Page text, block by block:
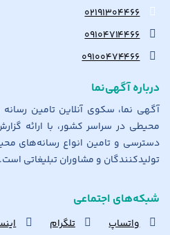
۰۲۱۹۱۳۰۴۴۶۶
۰۹۱۰۴۷۱۴۴۶۶
۰۹۱۰۰۴۷۴۴۶۶
درباره آگهی‌نما
آگهی نما، سکوی آنلاین تامین
محیطی در سراسر کشور، با ارائه
دسترسی و تامین انواع رسانه‌های
تولیدکنندگان و مشاوران تبلیغاتی است.
شبکه‌های اجتماعی
واتساپ تلگرام